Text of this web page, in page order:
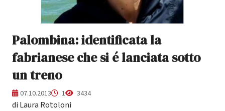
Palombina: identificata la
fabrianese che si é lanciata sotto
un treno
07.10.2013 1 3434
di Laura Rotoloni